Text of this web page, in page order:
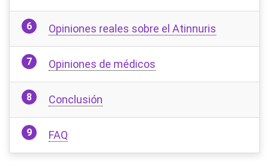
Opiniones reales sobre el Atinnuris
Opiniones de médicos
Conclusión
FAQ